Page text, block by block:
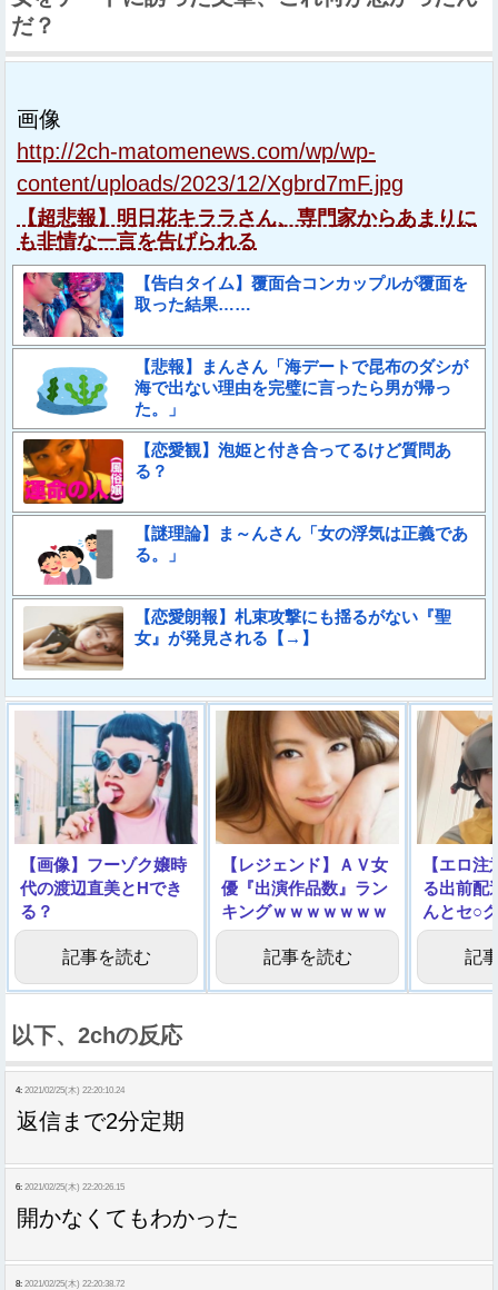
だ？
画像
http://2ch-matomenews.com/wp/wp-
content/uploads/2023/12/Xgbrd7mF.jpg
【超悲報】明日花キララさん、専門家からあまりに
も非情な一言を告げられる
【告白タイム】覆面合コンカップルが覆面を
取った結果……
【悲報】まんさん「海デートで昆布のダシが
海で出ない理由を完璧に言ったら男が帰っ
た。」
【恋愛観】泡姫と付き合ってるけど質問あ
る？
【謎理論】ま～んさん「女の浮気は正義であ
る。」
【恋愛朗報】札束攻撃にも揺るがない『聖
女』が発見される【→】
【画像】フーゾク嬢時
代の渡辺直美とHでき
る？
記事を読む
【レジェンド】ＡＶ女
優『出演作品数』ラン
キングｗｗｗｗｗｗｗ
ｗｗｗｗ
記事を読む
【エロ
る出前配
んとセ○
た…」⇒
記
以下、2chの反応
4: 2021/02/25(木) 22:20:10.24
返信まで2分定期
6: 2021/02/25(木) 22:20:26.15
開かなくてもわかった
8: 2021/02/25(木) 22:20:38.72